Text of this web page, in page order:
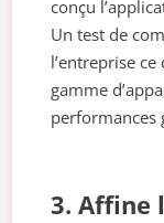
conçu
Un test de
l’entreprise
gamme
performances
3. Affine